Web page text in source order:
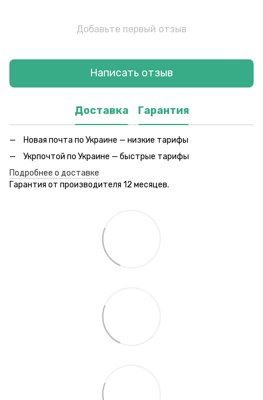
Добавьте первый отзыв
Написать отзыв
Доставка Гарантия
Новая почта по Украине — низкие тарифы
Укрпочтой по Украине — быстрые тарифы
Подробнее о доставке
Гарантия от производителя 12 месяцев.